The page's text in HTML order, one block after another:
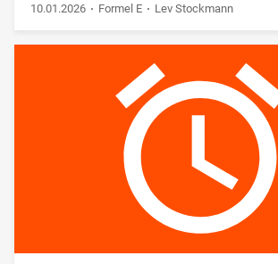
10.01.2026 Formel E Lev Stockmann